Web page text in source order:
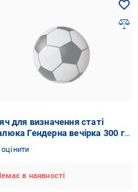
для визначення статі
Гендерна вечірка 300 г
(29012086)
оцінити
в наявності